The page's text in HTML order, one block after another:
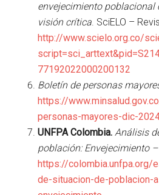
envejecimiento poblacional
visión crítica . SciELO –
http://www.scielo.org.co/
77192022000200132
Boletín de personas
https://
personas-mayores-dic-
UNFPA Colombia. Análisis
población: Envejecimiento –
https://
de-situacion-de-poblacion-